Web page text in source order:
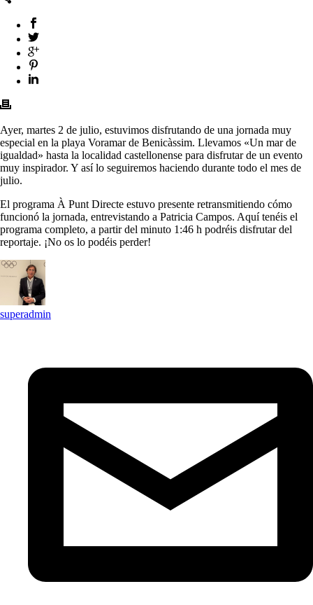
Ayer, martes 2 de julio, estuvimos disfrutando de una jornada muy
especial en la playa Voramar de Benicàssim. Llevamos «Un mar de
igualdad» hasta la localidad castellonense para disfrutar de un evento
muy inspirador. Y así lo seguiremos haciendo durante todo el mes de
julio.
El programa À Punt Directe estuvo presente retransmitiendo cómo
funcionó la jornada, entrevistando a Patricia Campos. Aquí tenéis el
programa completo, a partir del minuto 1:46 h podréis disfrutar del
reportaje. ¡No os lo podéis perder!
superadmin